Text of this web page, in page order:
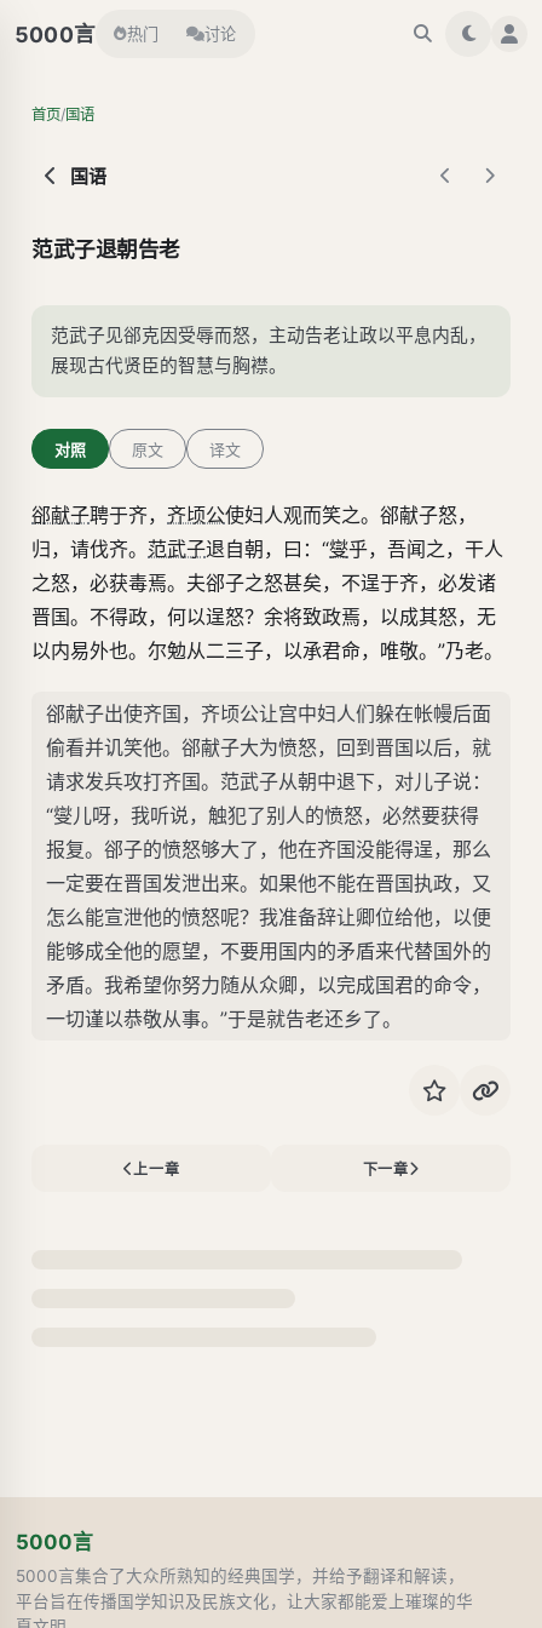
5000言 热门 讨论
首页/国语
国语
范武子退朝告老
范武子见郤克因受辱而怒，主动告老让政以平息内乱，
展现古代贤臣的智慧与胸襟。
对照 原文 译文
郤献子聘于齐， 齐顷公使妇人观而笑之。郤献子怒，
归，请伐齐。 范武子退自朝，曰：“燮乎，吾闻之，干人
之怒，必获毒焉。夫郤子之怒甚矣，不逞于齐，必发诸
晋国。不得政，何以逞怒？余将致政焉，以成其怒，无
以内易外也。尔勉从二三子，以承君命，唯敬。”乃老。
郤献子出使齐国，齐顷公让宫中妇人们躲在帐幔后面
偷看并讥笑他。郤献子大为愤怒，回到晋国以后，就
请求发兵攻打齐国。范武子从朝中退下，对儿子说：
“燮儿呀，我听说，触犯了别人的愤怒，必然要获得
报复。郤子的愤怒够大了，他在齐国没能得逞，那么
一定要在晋国发泄出来。如果他不能在晋国执政，又
怎么能宣泄他的愤怒呢？我准备辞让卿位给他，以便
能够成全他的愿望，不要用国内的矛盾来代替国外的
矛盾。我希望你努力随从众卿，以完成国君的命令，
一切谨以恭敬从事。”于是就告老还乡了。
上一章 下一章
5000言
5000言集合了大众所熟知的经典国学，并给予翻译和解读，
平台旨在传播国学知识及民族文化，让大家都能爱上璀璨的华